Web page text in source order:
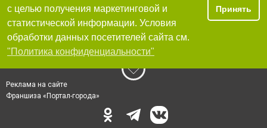
с целью получения маркетинговой и
статистической информации. Условия
обработки данных посетителей сайта см.
"Политика конфиденциальности"
Принять
Реклама на сайте
Франшиза «Портал-города»